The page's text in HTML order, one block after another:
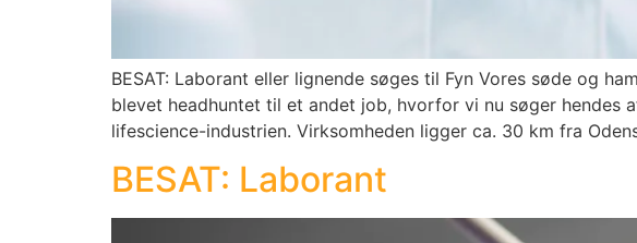
BESAT: Laborant eller lignende søges til Fyn Vores søde og
blevet headhuntet til et andet job, hvorfor vi nu søger hendes
lifescience-industrien. Virksomheden ligger ca. 30 km fra
BESAT: Laborant